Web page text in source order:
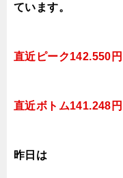
ています。
直近ピーク142.550
直近ボトム141.248
昨日は